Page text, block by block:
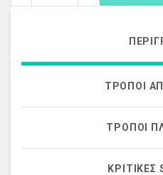
ΤΡΌΠΟΙ
ΤΡΌΠΟΙ
ΚΡΙΤΙΚΈΣ